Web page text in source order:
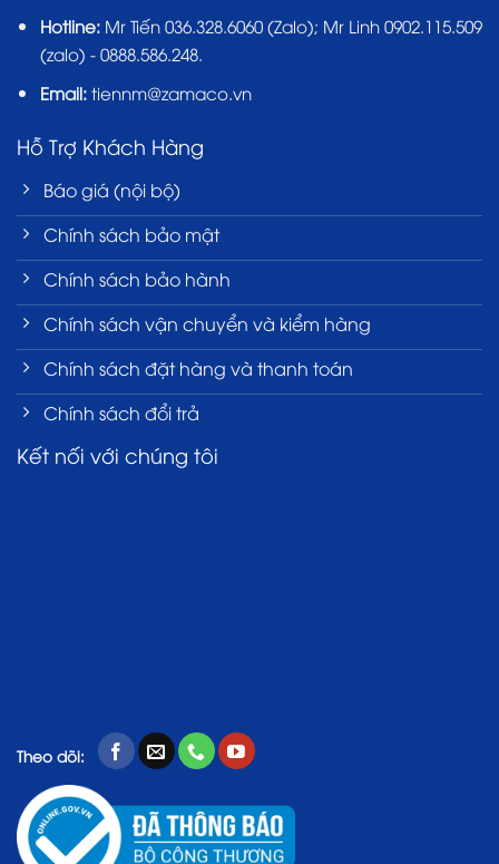
Hotline: Mr Tiến 036.328.6060(Zalo); Mr Linh 0902.115.509
(zalo) - 0888.586.248.
Email:tiennm@zamaco.vn
Hỗ Trợ Khách Hàng
Báo giá (nội bộ)
Chính sách bảo mật
Chính sách bảo hành
Chính sách vận chuyển và kiểm hàng
Chính sách đặt hàng và thanh toán
Chính sách đổi trả
Kết nối với chúng tôi
Theo dõi: